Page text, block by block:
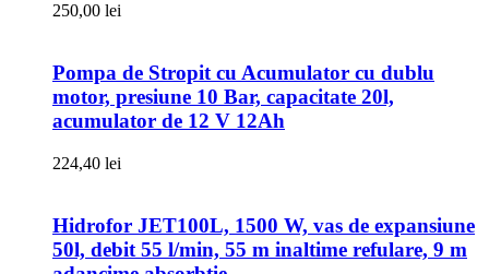
250,00 lei
Pompa de Stropit cu Acumulator cu dublu
motor, presiune 10 Bar, capacitate 20l,
acumulator de 12 V 12Ah
224,40 lei
Hidrofor JET100L, 1500 W, vas de expansiune
50l, debit 55 l/min, 55 m inaltime refulare, 9 m